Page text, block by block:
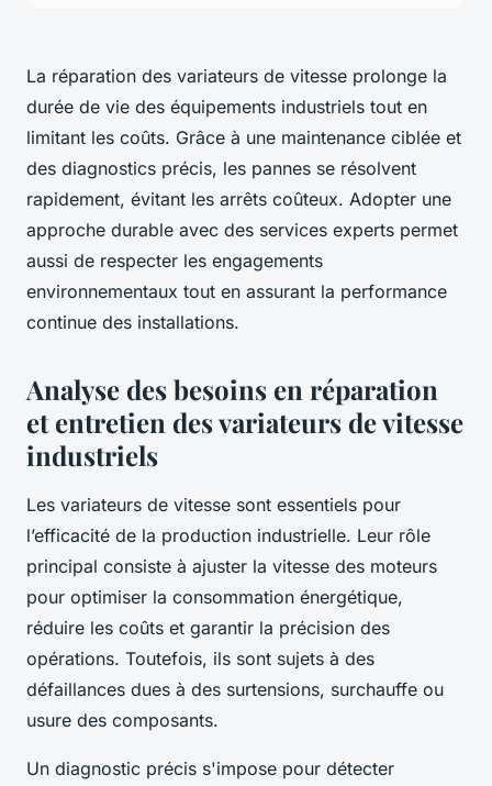
La réparation des variateurs de vitesse prolonge la
durée de vie des équipements industriels tout en
limitant les coûts. Grâce à une maintenance ciblée et
des diagnostics précis, les pannes se résolvent
rapidement, évitant les arrêts coûteux. Adopter une
approche durable avec des services experts permet
aussi de respecter les engagements
environnementaux tout en assurant la performance
continue des installations.
Analyse des besoins en réparation
et entretien des variateurs de vitesse
industriels
Les variateurs de vitesse sont essentiels pour
l’efficacité de la production industrielle. Leur rôle
principal consiste à ajuster la vitesse des moteurs
pour optimiser la consommation énergétique,
réduire les coûts et garantir la précision des
opérations. Toutefois, ils sont sujets à des
défaillances dues à des surtensions, surchauffe ou
usure des composants.
Un diagnostic précis s'impose pour détecter